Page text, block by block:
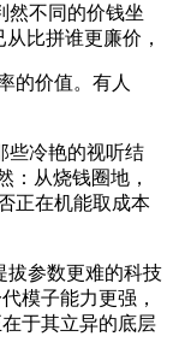
然不同的价钱坐
比拼谁更廉价，
的价值。有人
冷艳的视听结
：从烧钱圈地，
正在机能取成本
拔参数更难的科技
模子能力更强，
于其立异的底层